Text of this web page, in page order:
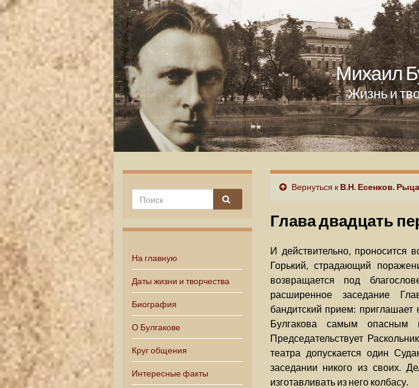
Михаил
Жизнь и
На главную
Даты жизни и творчества
Биография
О Булгакове
Круг общения
Интересные факты
Вернуться к В.Н. Есенков.
Глава двадцать
И действительно, проносится
Горький, страдающий
возвращается под
расширенное заседание
бандитский прием: приглашает
Булгакова самым опасным
Председательствует
театра допускается один
заседании никого из своих.
изготавливать из него колбасу.